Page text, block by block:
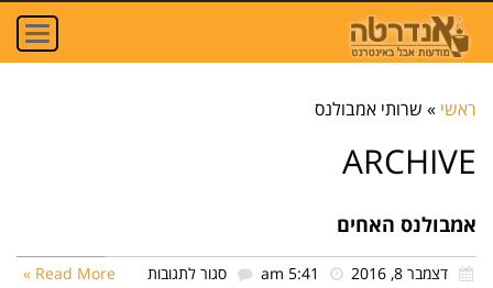
ראשי »שרותי אמבולנס
ARCHIVE
אמבולנס האחים
דצמבר 8, 2016 5:41 am סגור לתגובות Read More »